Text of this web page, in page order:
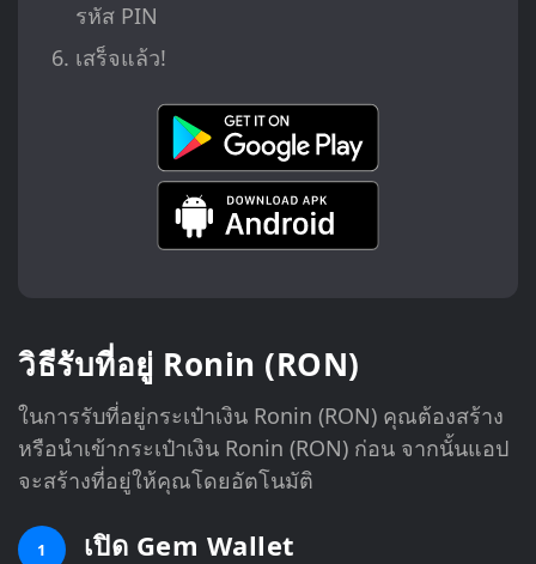
รหัส PIN
เสร็จแล้ว!
วิธีรับที่อยู่ Ronin (RON)
ในการรับที่อยู่กระเป๋าเงิน Ronin (RON) คุณต้องสร้าง
หรือนำเข้ากระเป๋าเงิน Ronin (RON) ก่อน จากนั้นแอป
จะสร้างที่อยู่ให้คุณโดยอัตโนมัติ
1 เปิด Gem Wallet